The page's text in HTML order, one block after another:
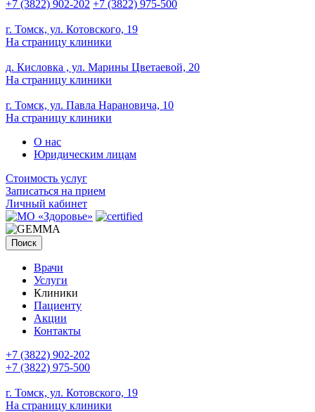
+7 (3822) 902-202 +7 (3822) 975-500
г. Томск, ул. Котовского, 19
На страницу клиники
д. Кисловка , ул. Марины Цветаевой, 20
На страницу клиники
г. Томск, ул. Павла Нарановича, 10
На страницу клиники
О нас
Юридическим лицам
Стоимость услуг
Записаться на прием
Личный кабинет
Поиск
Врачи
Услуги
Клиники
Пациенту
Акции
Контакты
+7 (3822) 902-202
+7 (3822) 975-500
г. Томск, ул. Котовского, 19
На страницу клиники